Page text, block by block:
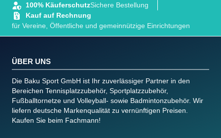
100% KäuferschutzSichere Bestellung
Kauf auf Rechnung
für Vereine, Öffentliche und gemeinnützige Einrichtungen
ÜBER UNS
Die Baku Sport GmbH ist Ihr zuverlässiger Partner in den
Bereichen Tennisplatzzubehör, Sportplatzzubehör,
Fußballtornetze und Volleyball- sowie Badmintonzubehör. Wir
liefern deutsche Markenqualität zu vernünftigen Preisen.
Kaufen Sie beim Fachmann!